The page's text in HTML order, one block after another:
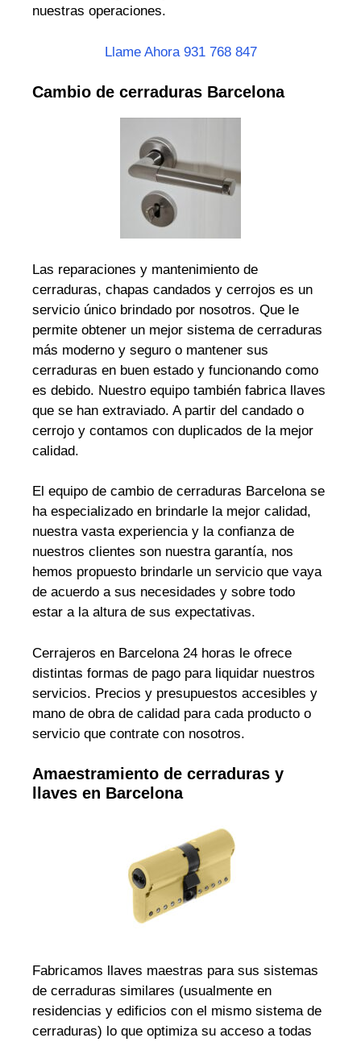
nuestras operaciones.
Llame Ahora 931 768 847
Cambio de cerraduras Barcelona
Las reparaciones y mantenimiento de
cerraduras, chapas candados y cerrojos es un
servicio único brindado por nosotros. Que le
permite obtener un mejor sistema de cerraduras
más moderno y seguro o mantener sus
cerraduras en buen estado y funcionando como
es debido. Nuestro equipo también fabrica llaves
que se han extraviado. A partir del candado o
cerrojo y contamos con duplicados de la mejor
calidad.
El equipo de cambio de cerraduras Barcelona se
ha especializado en brindarle la mejor calidad,
nuestra vasta experiencia y la confianza de
nuestros clientes son nuestra garantía, nos
hemos propuesto brindarle un servicio que vaya
de acuerdo a sus necesidades y sobre todo
estar a la altura de sus expectativas.
Cerrajeros en Barcelona 24 horas le ofrece
distintas formas de pago para liquidar nuestros
servicios. Precios y presupuestos accesibles y
mano de obra de calidad para cada producto o
servicio que contrate con nosotros.
Amaestramiento de cerraduras y
llaves en Barcelona
Fabricamos llaves maestras para sus sistemas
de cerraduras similares (usualmente en
residencias y edificios con el mismo sistema de
cerraduras) lo que optimiza su acceso a todas